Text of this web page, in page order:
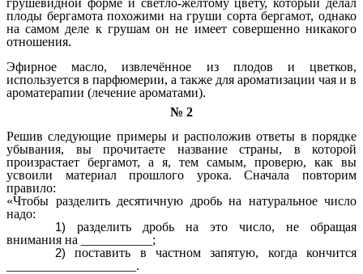
грушевидной форме и светло-жёлтому цвету, который делал
плоды бергамота похожими на груши сорта бергамот, однако
на самом деле к грушам он не имеет совершенно никакого
отношения.
Эфирное масло, извлечённое из плодов и цветков,
используется в парфюмерии, а также для ароматизации чая и в
ароматерапии (лечение ароматами).
№ 2
Решив следующие примеры и расположив ответы в порядке
убывания, вы прочитаете название страны, в которой
произрастает бергамот, а я, тем самым, проверю, как вы
усвоили материал прошлого урока. Сначала повторим
правило:
«Чтобы разделить десятичную дробь на натуральное число
надо:
разделить дробь на это число, не обращая
внимания на ___________;
поставить в частном запятую, когда кончится
____________________.